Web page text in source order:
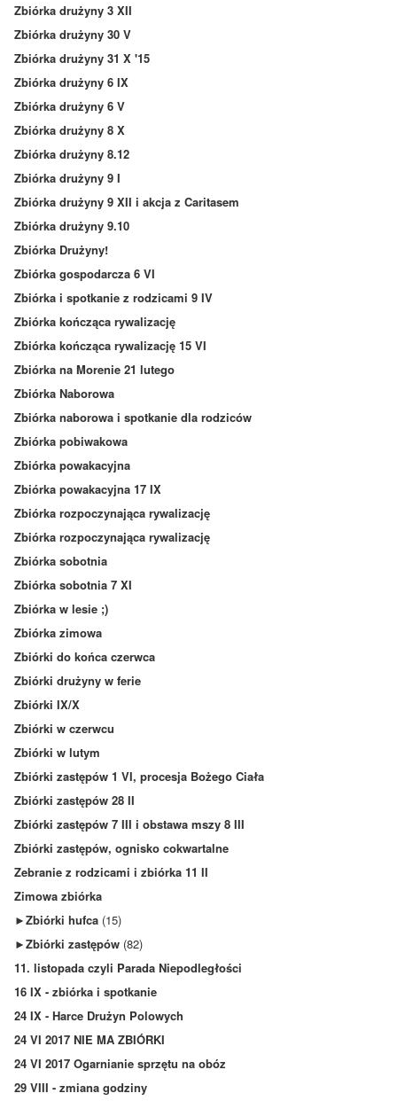
Zbiórka drużyny 3 XII
Zbiórka drużyny 30 V
Zbiórka drużyny 31 X '15
Zbiórka drużyny 6 IX
Zbiórka drużyny 6 V
Zbiórka drużyny 8 X
Zbiórka drużyny 8.12
Zbiórka drużyny 9 I
Zbiórka drużyny 9 XII i akcja z Caritasem
Zbiórka drużyny 9.10
Zbiórka Drużyny!
Zbiórka gospodarcza 6 VI
Zbiórka i spotkanie z rodzicami 9 IV
Zbiórka kończąca rywalizację
Zbiórka kończąca rywalizację 15 VI
Zbiórka na Morenie 21 lutego
Zbiórka Naborowa
Zbiórka naborowa i spotkanie dla rodziców
Zbiórka pobiwakowa
Zbiórka powakacyjna
Zbiórka powakacyjna 17 IX
Zbiórka rozpoczynająca rywalizację
Zbiórka rozpoczynająca rywalizację
Zbiórka sobotnia
Zbiórka sobotnia 7 XI
Zbiórka w lesie ;)
Zbiórka zimowa
Zbiórki do końca czerwca
Zbiórki drużyny w ferie
Zbiórki IX/X
Zbiórki w czerwcu
Zbiórki w lutym
Zbiórki zastępów 1 VI, procesja Bożego Ciała
Zbiórki zastępów 28 II
Zbiórki zastępów 7 III i obstawa mszy 8 III
Zbiórki zastępów, ognisko cokwartalne
Zebranie z rodzicami i zbiórka 11 II
Zimowa zbiórka
►Zbiórki hufca (15)
►Zbiórki zastępów (82)
11. listopada czyli Parada Niepodległości
16 IX - zbiórka i spotkanie
24 IX - Harce Drużyn Polowych
24 VI 2017 NIE MA ZBIÓRKI
24 VI 2017 Ogarnianie sprzętu na obóz
29 VIII - zmiana godziny